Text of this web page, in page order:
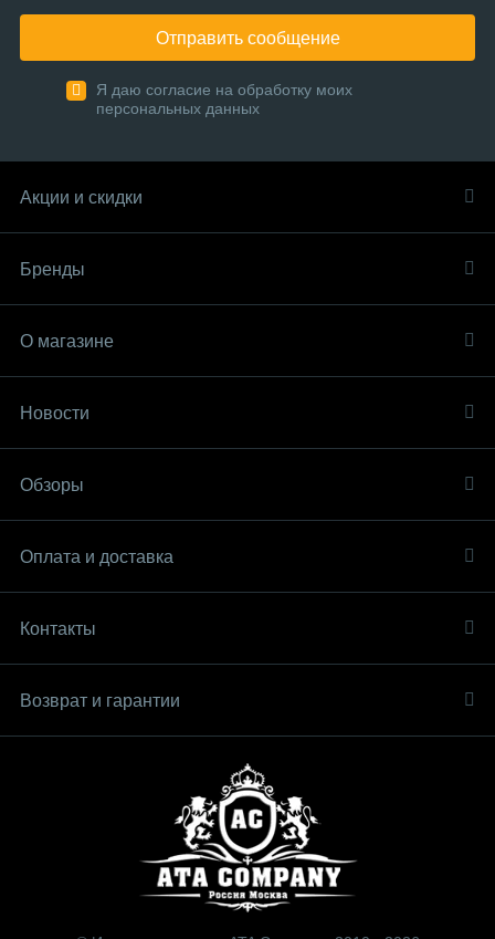
Отправить сообщение
Я даю согласие на обработку моих
персональных данных
Акции и скидки
Бренды
О магазине
Новости
Обзоры
Оплата и доставка
Контакты
Возврат и гарантии